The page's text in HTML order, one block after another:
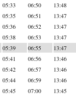
05:33 06:50 13:48
05:35 06:51 13:47
05:36 06:52 13:47
05:38 06:53 13:47
05:39 06:55 13:47
05:41 06:56 13:46
05:42 06:57 13:46
05:44 06:59 13:46
05:45 07:00 13:45